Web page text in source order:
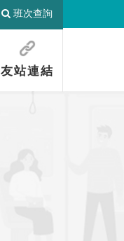
班次查詢
友站連結